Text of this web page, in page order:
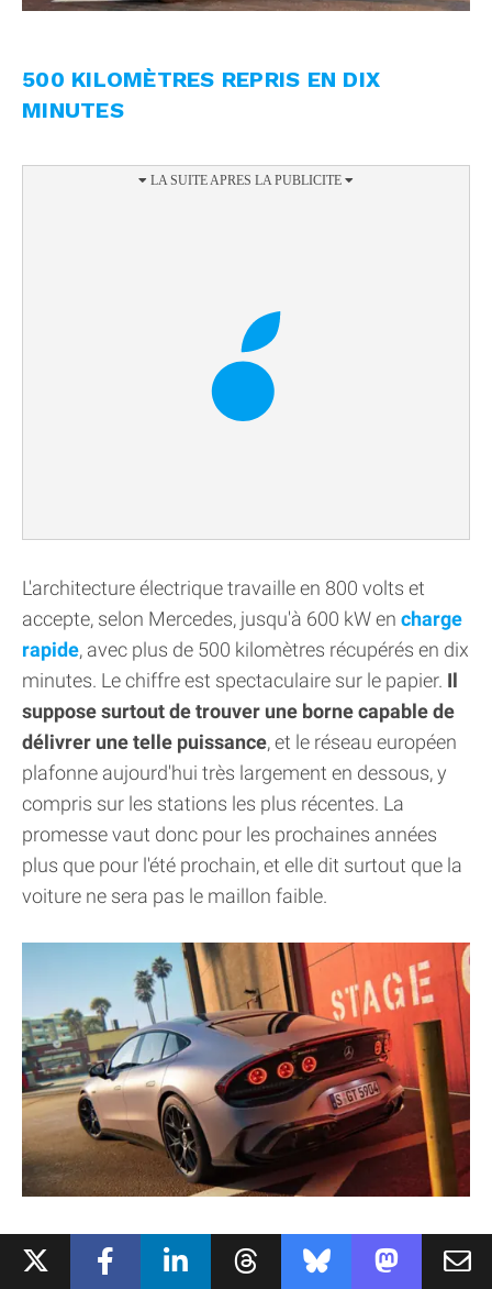
500 KILOMÈTRES REPRIS EN DIX
MINUTES
L'architecture électrique travaille en 800 volts et
accepte, selon Mercedes, jusqu'à 600 kW en charge
rapide, avec plus de 500 kilomètres récupérés en dix
minutes. Le chiffre est spectaculaire sur le papier. Il
suppose surtout de trouver une borne capable de
délivrer une telle puissance, et le réseau européen
plafonne aujourd'hui très largement en dessous, y
compris sur les stations les plus récentes. La
promesse vaut donc pour les prochaines années
plus que pour l'été prochain, et elle dit surtout que la
voiture ne sera pas le maillon faible.
LE SIX-CYLINDRES EST DEVENU UNE